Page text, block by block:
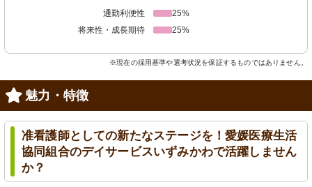
通勤利便性
25%
将来性・成長期待
25%
※現在の採用基準や選考状況を保証するものではありません。
魅力・特徴
准看護師としての新たなステージを！愛媛医療生活
協同組合のデイサービスいずみかわで活躍しません
か？